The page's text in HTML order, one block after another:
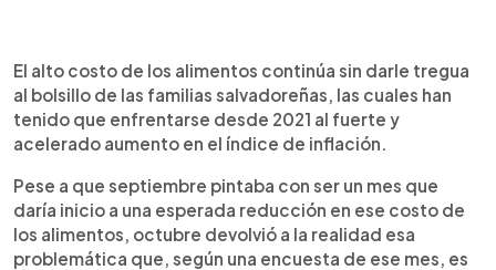
Escuchar artículo
El alto costo de los alimentos continúa sin darle tregua
al bolsillo de las familias salvadoreñas, las cuales han
tenido que enfrentarse desde 2021 al fuerte y
acelerado aumento en el índice de inflación.
Pese a que septiembre pintaba con ser un mes que
daría inicio a una esperada reducción en ese costo de
los alimentos, octubre devolvió a la realidad esa
problemática que, según una encuesta de ese mes, es